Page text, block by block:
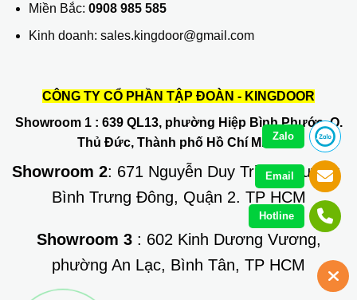
Miền Bắc: 0908 985 585
Kinh doanh: sales.kingdoor@gmail.com
CÔNG TY CỔ PHẦN TẬP ĐOÀN - KINGDOOR
Showroom 1: 639 QL13, phường Hiệp Bình Phước, Q.
Thủ Đức, Thành phố Hồ Chí Minh
Showroom 2: 671 Nguyễn Duy Trinh, phường
Bình Trưng Đông, Quận 2. TP HCM
Showroom 3: 602 Kinh Dương Vương,
phường An Lạc, Bình Tân, TP HCM
Zalo
Email
Hotline